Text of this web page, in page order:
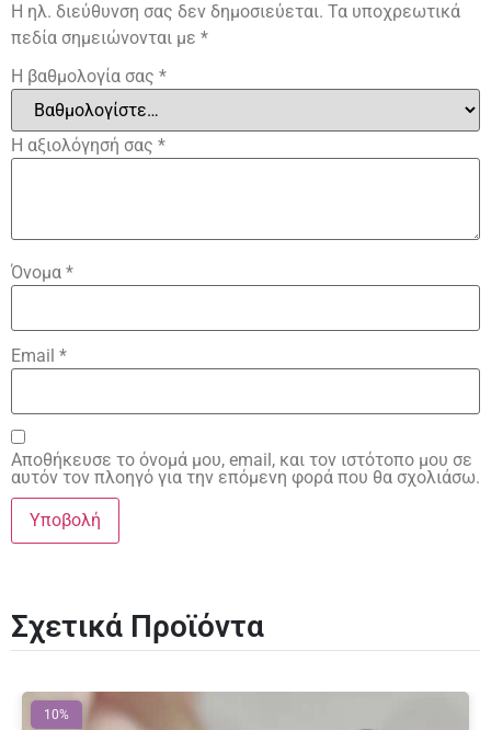
Η ηλ. διεύθυνση σας δεν δημοσιεύεται. Τα υποχρεωτικά
πεδία σημειώνονται με *
Η βαθμολογία σας *
Η αξιολόγησή σας *
Όνομα *
Email *
Αποθήκευσε το όνομά μου, email, και τον ιστότοπο μου σε
αυτόν τον πλοηγό για την επόμενη φορά που θα σχολιάσω.
Σχετικά Προϊόντα
10%